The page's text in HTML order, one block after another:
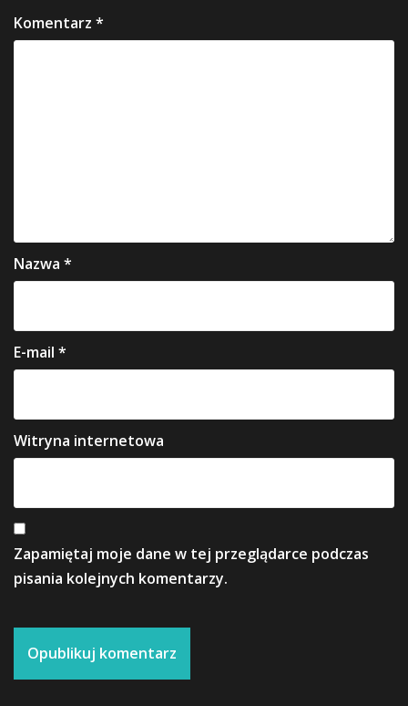
Komentarz *
Nazwa *
E-mail *
Witryna internetowa
Zapamiętaj moje dane w tej przeglądarce podczas
pisania kolejnych komentarzy.